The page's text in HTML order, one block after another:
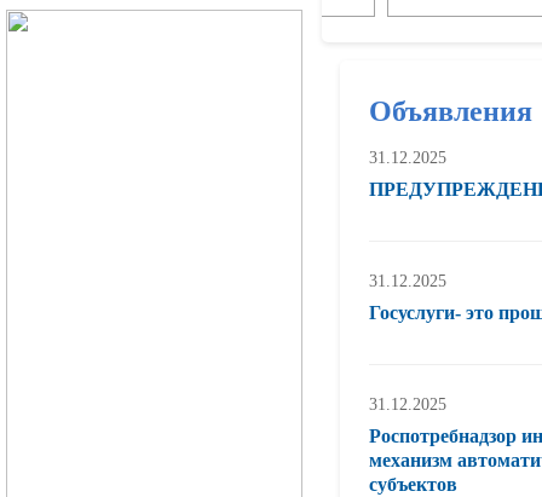
Объявления
31.12.2025
31.12.2025
Госуслуги- это
31.12.2025
Роспотребнадзор
механизм
субъектов